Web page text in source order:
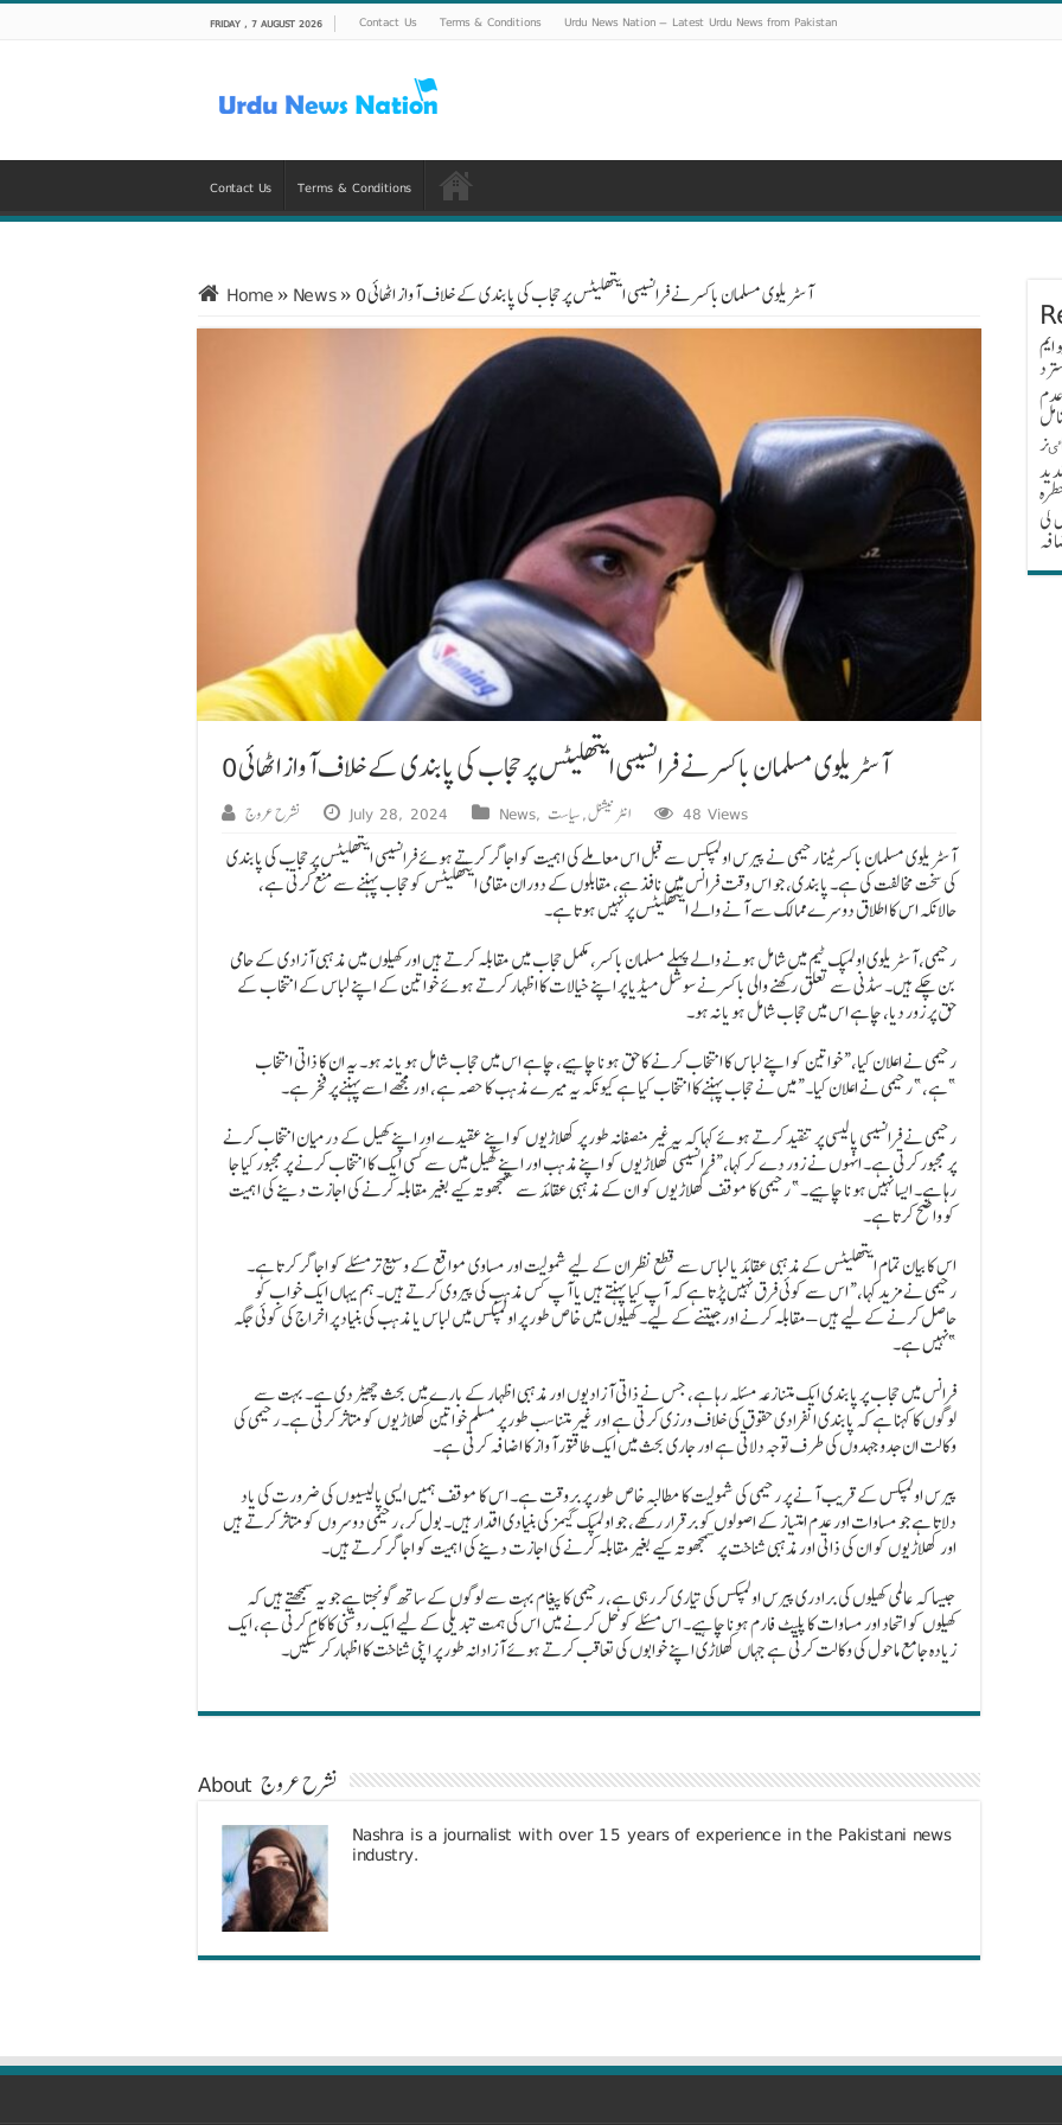
FRIDAY , 7 AUGUST 2026 Contact Us Terms & Conditions Urdu News Nation – Latest Urdu News from Pakistan
Contact Us Terms & Conditions
Home » News» آسٹریلوی مسلمان باکسر نے فرانسیسی ایتھلیٹس پر حجاب کی پابندی کے خلاف آواز اٹھائی0
آسٹریلوی مسلمان باکسر نے فرانسیسی ایتھلیٹس پر حجاب کی پابندی کے خلاف آواز اٹھائی0
نشرح عروج July 28, 2024 News, انٹرنیشنل,سیاست 48 Views
آسٹریلوی مسلمان باکسر ٹینا رحیمی نے پیرس اولمپکس سے قبل اس معاملے کی اہمیت کو اجاگر کرتے ہوئے فرانسیسی ایتھلیٹس پر حجاب کی پابندی
کی سخت مخالفت کی ہے۔ پابندی، جو اس وقت فرانس میں نافذ ہے، مقابلوں کے دوران مقامی ایتھلیٹس کو حجاب پہننے سے منع کرتی ہے،
حالانکہ اس کا اطلاق دوسرے ممالک سے آنے والے ایتھلیٹس پر نہیں ہوتا ہے۔
رحیمی، آسٹریلوی اولمپک ٹیم میں شامل ہونے والے پہلے مسلمان باکسر، مکمل حجاب میں مقابلہ کرتے ہیں اور کھیلوں میں مذہبی آزادی کے حامی
بن چکے ہیں۔ سڈنی سے تعلق رکھنے والی باکسر نے سوشل میڈیا پر اپنے خیالات کا اظہار کرتے ہوئے خواتین کے اپنے لباس کے انتخاب کے
حق پر زور دیا، چاہے اس میں حجاب شامل ہو یا نہ ہو۔
رحیمی نے اعلان کیا، “خواتین کو اپنے لباس کا انتخاب کرنے کا حق ہونا چاہیے، چاہے اس میں حجاب شامل ہو یا نہ ہو۔ یہ ان کا ذاتی انتخاب
ہے،” رحیمی نے اعلان کیا۔ “میں نے حجاب پہننے کا انتخاب کیا ہے کیونکہ یہ میرے مذہب کا حصہ ہے، اور مجھے اسے پہننے پر فخر ہے۔”
رحیمی نے فرانسیسی پالیسی پر تنقید کرتے ہوئے کہا کہ یہ غیر منصفانہ طور پر کھلاڑیوں کو اپنے عقیدے اور اپنے کھیل کے درمیان انتخاب کرنے
پر مجبور کرتی ہے۔ انہوں نے زور دے کر کہا، “فرانسیسی کھلاڑیوں کو اپنے مذہب اور اپنے کھیل میں سے کسی ایک کا انتخاب کرنے پر مجبور کیا جا
رہا ہے۔ ایسا نہیں ہونا چاہیے۔” رحیمی کا موقف کھلاڑیوں کو ان کے مذہبی عقائد سے سمجھوتہ کیے بغیر مقابلہ کرنے کی اجازت دینے کی اہمیت
کو واضح کرتا ہے۔
اس کا بیان تمام ایتھلیٹس کے مذہبی عقائد یا لباس سے قطع نظر ان کے لیے شمولیت اور مساوی مواقع کے وسیع تر مسئلے کو اجاگر کرتا ہے۔
رحیمی نے مزید کہا، “اس سے کوئی فرق نہیں پڑتا ہے کہ آپ کیا پہنتے ہیں یا آپ کس مذہب کی پیروی کرتے ہیں۔ ہم یہاں ایک خواب کو
حاصل کرنے کے لیے ہیں – مقابلہ کرنے اور جیتنے کے لیے۔ کھیلوں میں خاص طور پر اولمپکس میں لباس یا مذہب کی بنیاد پر اخراج کی کوئی جگہ
نہیں ہے۔”
فرانس میں حجاب پر پابندی ایک متنازعہ مسئلہ رہا ہے، جس نے ذاتی آزادیوں اور مذہبی اظہار کے بارے میں بحث چھیڑ دی ہے۔ بہت سے
لوگوں کا کہنا ہے کہ پابندی انفرادی حقوق کی خلاف ورزی کرتی ہے اور غیر متناسب طور پر مسلم خواتین کھلاڑیوں کو متاثر کرتی ہے۔ رحیمی کی
وکالت ان جدوجہدوں کی طرف توجہ دلاتی ہے اور جاری بحث میں ایک طاقتور آواز کا اضافہ کرتی ہے۔
پیرس اولمپکس کے قریب آنے پر رحیمی کی شمولیت کا مطالبہ خاص طور پر بروقت ہے۔ اس کا موقف ہمیں ایسی پالیسیوں کی ضرورت کی یاد
دلاتا ہے جو مساوات اور عدم امتیاز کے اصولوں کو برقرار رکھے، جو اولمپک گیمز کی بنیادی اقدار ہیں۔ بول کر، رحیمی دوسروں کو متاثر کرتے ہیں
اور کھلاڑیوں کو ان کی ذاتی اور مذہبی شناخت پر سمجھوتہ کیے بغیر مقابلہ کرنے کی اجازت دینے کی اہمیت کو اجاگر کرتے ہیں۔
جیسا کہ عالمی کھیلوں کی برادری پیرس اولمپکس کی تیاری کر رہی ہے، رحیمی کا پیغام بہت سے لوگوں کے ساتھ گونجتا ہے جو یہ سمجھتے ہیں کہ
کھیلوں کو اتحاد اور مساوات کا پلیٹ فارم ہونا چاہیے۔ اس مسئلے کو حل کرنے میں اس کی ہمت تبدیلی کے لیے ایک روشنی کا کام کرتی ہے، ایک
زیادہ جامع ماحول کی وکالت کرتی ہے جہاں کھلاڑی اپنے خوابوں کی تعاقب کرتے ہوئے آزادانہ طور پر اپنی شناخت کا اظہار کر سکیں۔
About نشرح عروج
Nashra is a journalist with over 15 years of experience in the Pakistani news
industry.
کی